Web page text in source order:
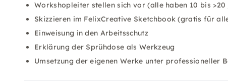
Workshopleiter stellen sich vor (alle haben 10 bis
Skizzieren im FelixCreative Sketchbook (gratis für
Einweisung in den Arbeitsschutz
Erklärung der Sprühdose als Werkzeug
Umsetzung der eigenen Werke unter professioneller